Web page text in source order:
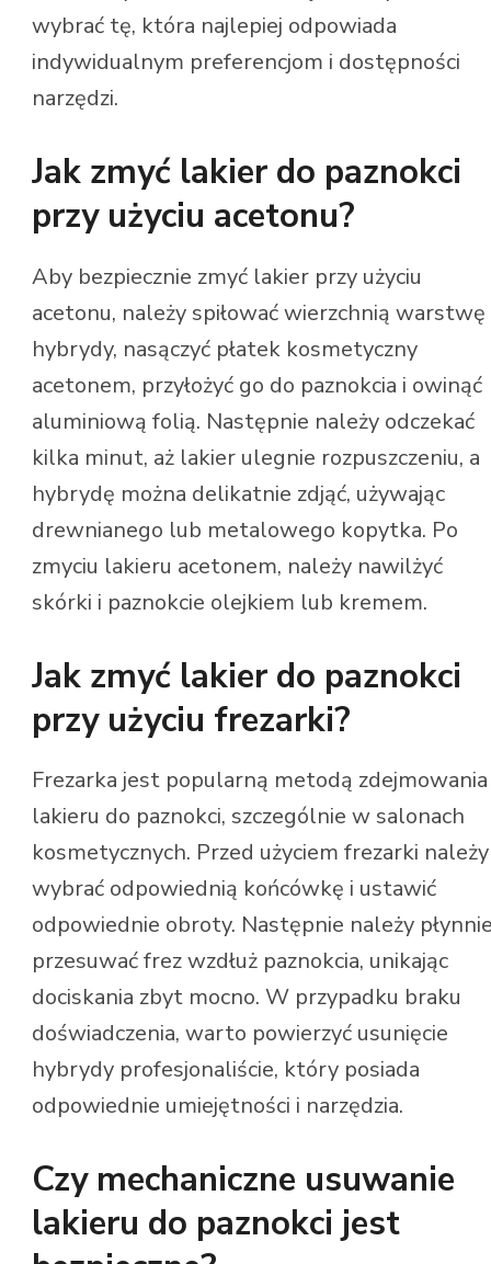
wybrać tę, która najlepiej odpowiada
indywidualnym preferencjom i dostępności
narzędzi.
Jak zmyć lakier do paznokci
przy użyciu acetonu?
Aby bezpiecznie zmyć lakier przy użyciu
acetonu, należy spiłować wierzchnią warstwę
hybrydy, nasączyć płatek kosmetyczny
acetonem, przyłożyć go do paznokcia i owinąć
aluminiową folią. Następnie należy odczekać
kilka minut, aż lakier ulegnie rozpuszczeniu, a
hybrydę można delikatnie zdjąć, używając
drewnianego lub metalowego kopytka. Po
zmyciu lakieru acetonem, należy nawilżyć
skórki i paznokcie olejkiem lub kremem.
Jak zmyć lakier do paznokci
przy użyciu frezarki?
Frezarka jest popularną metodą zdejmowania
lakieru do paznokci, szczególnie w salonach
kosmetycznych. Przed użyciem frezarki należy
wybrać odpowiednią końcówkę i ustawić
odpowiednie obroty. Następnie należy
przesuwać frez wzdłuż paznokcia, unikając
dociskania zbyt mocno. W przypadku braku
doświadczenia, warto powierzyć usunięcie
hybrydy profesjonaliście, który posiada
odpowiednie umiejętności i narzędzia.
Czy mechaniczne usuwanie
lakieru do paznokci jest